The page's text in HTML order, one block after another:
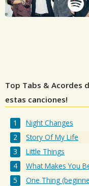
Top Tabs & Acordes
estas canciones!
Night Changes
Story Of My Life
Little Things
What Makes You
One Thing